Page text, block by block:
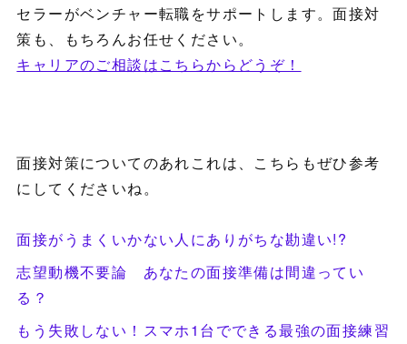
セラーがベンチャー転職をサポートします。面接対
策も、もちろんお任せください。
キャリアのご相談はこちらからどうぞ！
面接対策についてのあれこれは、こちらもぜひ参考
にしてくださいね。
面接がうまくいかない人にありがちな勘違い!?
志望動機不要論 あなたの面接準備は間違ってい
る？
もう失敗しない！スマホ1台でできる最強の面接練習